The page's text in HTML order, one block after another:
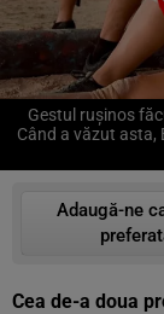
Gestul rușinos
Când a văzut asta,
Adaugă-ne
Cea de-a doua